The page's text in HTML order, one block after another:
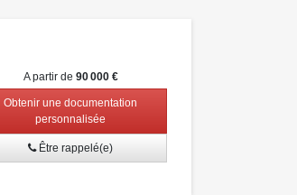
A partir de 90 000 €
Obtenir une documentation
personnalisée
Être rappelé(e)